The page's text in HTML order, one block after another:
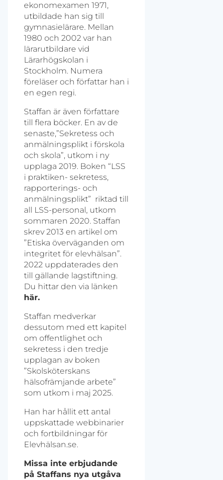
ekonomexamen 1971,
utbildade han sig till
gymnasielärare. Mellan
1980 och 2002 var han
lärarutbildare vid
Lärarhögskolan i
Stockholm. Numera
föreläser och författar han i
en egen regi.
Staffan är även författare
till flera böcker. En av de
senaste,”Sekretess och
anmälningsplikt i förskola
och skola”, utkom i ny
upplaga 2019. Boken “LSS
i praktiken- sekretess,
rapporterings- och
anmälningsplikt” riktad till
all LSS-personal, utkom
sommaren 2020. Staffan
skrev 2013 en artikel om
”Etiska överväganden om
integritet för elevhälsan”.
2022 uppdaterades den
till gällande lagstiftning.
Du hittar den via länken
här.
Staffan medverkar
dessutom med ett kapitel
om offentlighet och
sekretess i den tredje
upplagan av boken
”Skolsköterskans
hälsofrämjande arbete”
som utkom i maj 2025.
Han har hållit ett antal
uppskattade webbinarier
och fortbildningar för
Elevhälsan.se.
Missa inte erbjudande
på Staffans nya utgåva